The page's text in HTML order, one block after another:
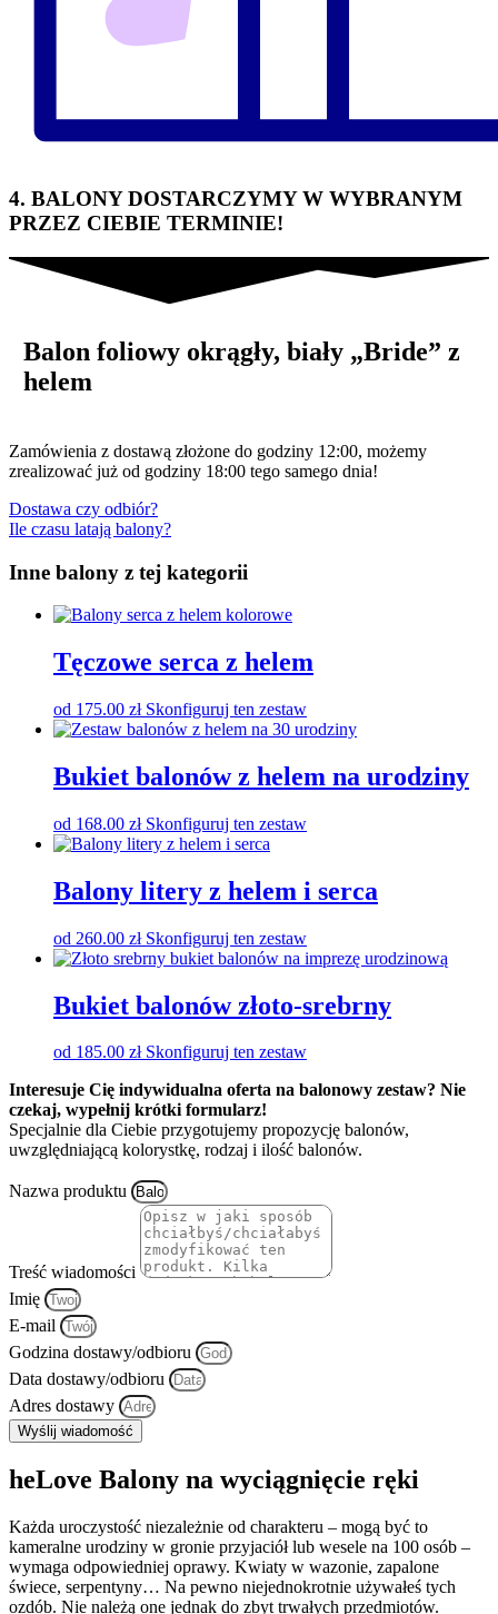
4. BALONY DOSTARCZYMY W WYBRANYM
PRZEZ CIEBIE TERMINIE!
Balon foliowy okrągły, biały „Bride” z
helem
Zamówienia z dostawą złożone do godziny 12:00, możemy
zrealizować już od godziny 18:00 tego samego dnia!
Dostawa czy odbiór?
Ile czasu latają balony?
Inne balony z tej kategorii
Tęczowe serca z helem
od 175.00 zł Skonfiguruj ten zestaw
Bukiet balonów z helem na urodziny
od 168.00 zł Skonfiguruj ten zestaw
Balony litery z helem i serca
od 260.00 zł Skonfiguruj ten zestaw
Bukiet balonów złoto-srebrny
od 185.00 zł Skonfiguruj ten zestaw
Interesuje Cię indywidualna oferta na balonowy zestaw? Nie
czekaj, wypełnij krótki formularz!
Specjalnie dla Ciebie przygotujemy propozycję balonów,
uwzględniającą kolorystkę, rodzaj i ilość balonów.
Nazwa produktu
Treść wiadomości
Imię
E-mail
Godzina dostawy/odbioru
Data dostawy/odbioru
Adres dostawy
Wyślij wiadomość
heLove Balony na wyciągnięcie ręki
Każda uroczystość niezależnie od charakteru – mogą być to
kameralne urodziny w gronie przyjaciół lub wesele na 100 osób –
wymaga odpowiedniej oprawy. Kwiaty w wazonie, zapalone
świece, serpentyny… Na pewno niejednokrotnie używałeś tych
ozdób. Nie należą one jednak do zbyt trwałych przedmiotów.